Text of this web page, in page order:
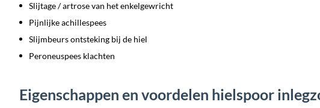
Slijtage / artrose van het enkelgewricht
Pijnlijke achillespees
Slijmbeurs ontsteking bij de hiel
Peroneuspees klachten
Eigenschappen en voordelen hielspoor